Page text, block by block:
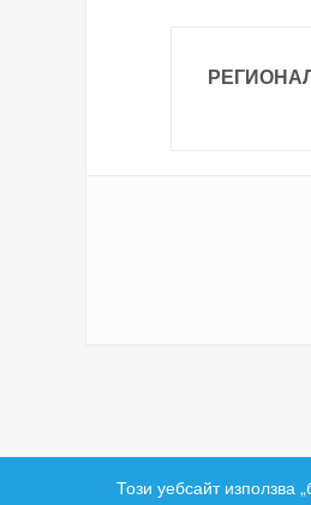
Този уебсайт използва